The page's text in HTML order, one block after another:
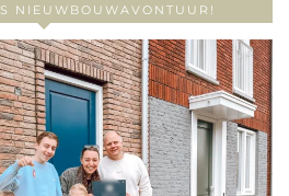
NIEUWBOUWAVONTUUR!